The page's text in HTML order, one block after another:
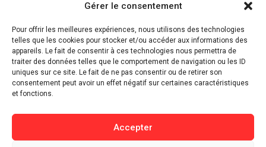
Gérer le consentement
Pour offrir les meilleures expériences, nous utilisons des technologies
telles que les cookies pour stocker et/ou accéder aux informations des
appareils. Le fait de consentir à ces technologies nous permettra de
traiter des données telles que le comportement de navigation ou les ID
uniques sur ce site. Le fait de ne pas consentir ou de retirer son
consentement peut avoir un effet négatif sur certaines caractéristiques
et fonctions.
Accepter
Économie & Business
⁠Culture & Divertissement
⁠Tech & Innovation
Sport
Lifestyle